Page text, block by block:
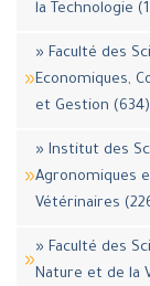
la Technologie
» Faculté des
Economiques,
et Gestion (634)
» Institut des
Agronomiques
Vétérinaires
» Faculté des
Nature et de la